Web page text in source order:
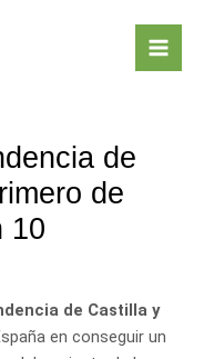
de
de
10
de Castilla y
en conseguir un